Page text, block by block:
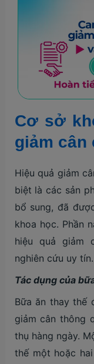
Cơ sở
giảm cân
Hiệu quả giảm
biệt là các sản
bổ sung, đã
khoa học. Phần
hiệu quả giảm
nghiên cứu uy tín.
Tác dụng của
Bữa ăn thay thế
giảm cân thông
thụ hàng ngày.
thế một hoặc